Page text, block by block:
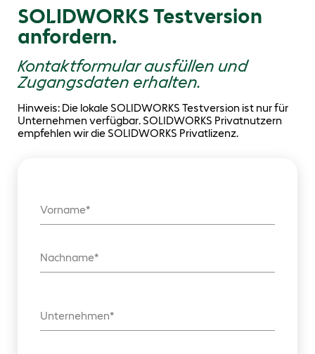
SOLIDWORKS Testversion
anfordern.
Kontaktformular ausfüllen und
Zugangsdaten erhalten.
Hinweis: Die lokale SOLIDWORKS Testversion ist nur für
Unternehmen verfügbar. SOLIDWORKS Privatnutzern
empfehlen wir die SOLIDWORKS Privatlizenz.
Vorname
Nachname
Unternehmen